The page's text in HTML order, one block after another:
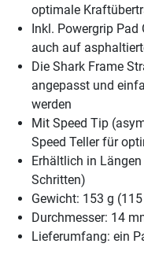
optimale
Inkl. Powergrip
auch auf
Die Shark Frame
angepasst und
werden
Mit Speed Tip
Speed Teller für
Erhältlich in
Schritten)
Gewicht: 153 g
Durchmesser: 14
Lieferumfang: ein